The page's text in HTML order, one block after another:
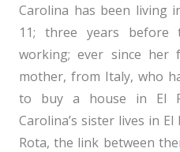
Carolina has been living
11; three years before
working; ever since her
mother, from Italy, who
to buy a house in El
Carolina’s sister lives in
Rota, the link between